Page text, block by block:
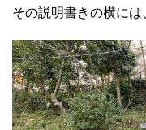
その説明書きの横には